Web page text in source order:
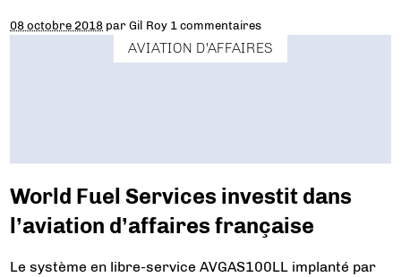
08 octobre 2018 parGil Roy 1 commentaires
AVIATION D'AFFAIRES
World Fuel Services investit dans
l’aviation d’affaires française
Le système en libre-service AVGAS100LL implanté par